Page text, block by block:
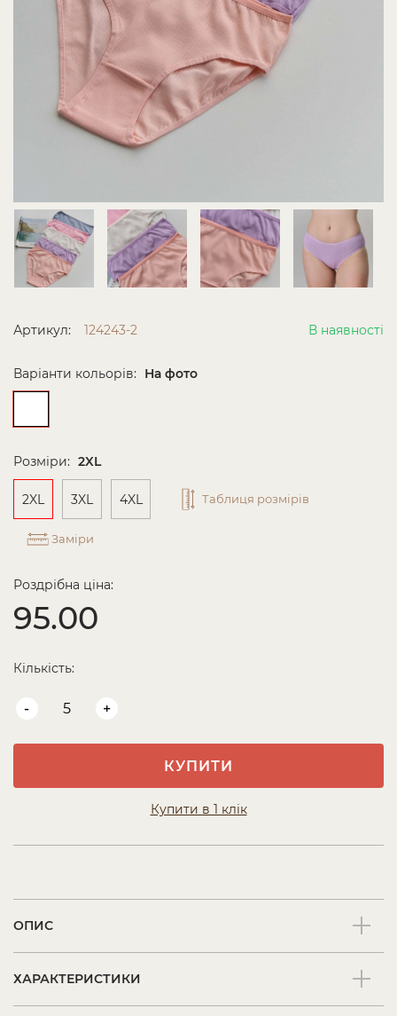
Артикул: 124243-2 В наявності
Варіанти кольорів: На фото
Розміри: 2XL
2XL 3XL 4XL Таблиця розмірів
Заміри
Роздрібна ціна:
95.00
Кількість:
- +
КУПИТИ
Купити в 1 клік
ОПИС
ХАРАКТЕРИСТИКИ